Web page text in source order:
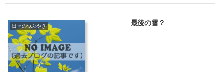
日々のつぶやき 最後の雪？